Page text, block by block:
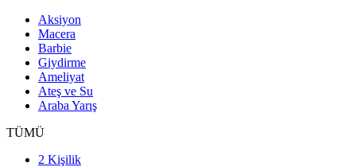
Aksiyon
Macera
Barbie
Giydirme
Ameliyat
Ateş ve Su
Araba Yarış
TÜMÜ
2 Kişilik